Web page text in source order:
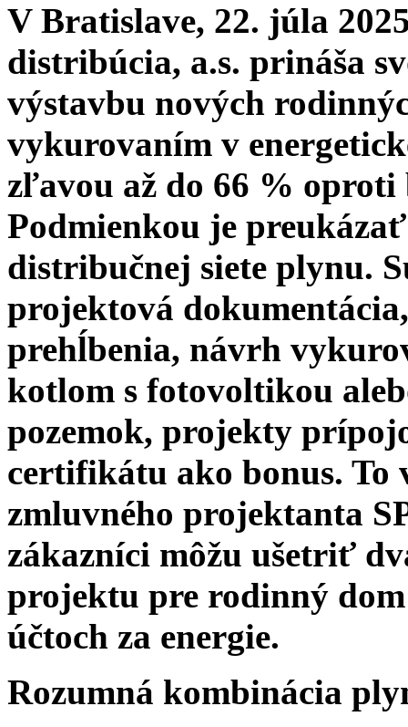
V Bratislave, 22. júla
distribúcia, a.s. prináša
výstavbu nových
vykurovaním v
zľavou až do 66 % oproti
Podmienkou je
distribučnej siete plynu.
projektová
prehĺbenia, návrh
kotlom s fotovoltikou
pozemok, projekty
certifikátu ako bonus. To
zmluvného projektanta
zákazníci môžu ušetriť
projektu pre rodinný
účtoch za energie.
Rozumná kombinácia